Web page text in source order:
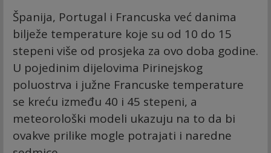
Španija, Portugal i Francuska već danima
bilježe temperature koje su od 10 do 15
stepeni više od prosjeka za ovo doba godine.
U pojedinim dijelovima Pirinejskog
poluostrva i južne Francuske temperature
se kreću između 40 i 45 stepeni, a
meteorološki modeli ukazuju na to da bi
ovakve prilike mogle potrajati i naredne